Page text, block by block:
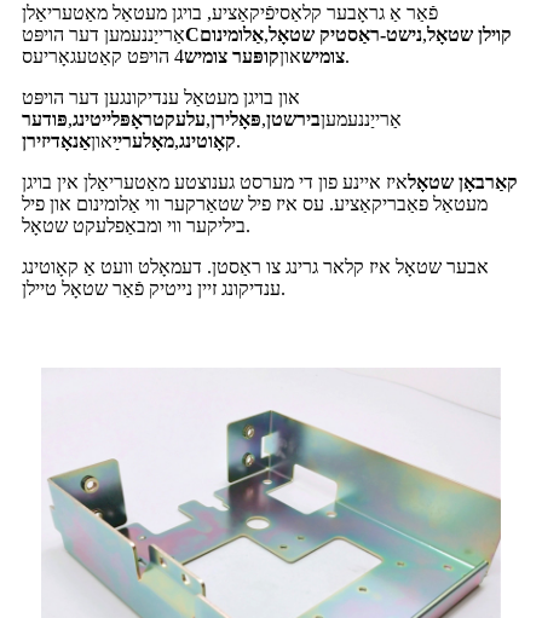
פֿאַר אַ גראָבער קלאַסיפֿיקאַציע, בויגן מעטאַל מאַטעריאַלן
אַרייַננעמען דער הויפּטC קוילן שטאָל,נישט-ראַסטיק שטאָל,אַלומינום
צומישאוןקופּער צומיש
4 הויפּט קאַטעגאָריעס.
און בויגן מעטאַל ענדיקונגען דער הויפּט
אַרייַננעמעןבירשטן,פּאָלירן,עלעקטראָפּלייטינג,פּודער
קאָוטינג,מאָלערײַאוןאַנאָדיזירן
.
קאַרבאָן שטאָלאיז איינע פון ​​די מערסט גענוצטע מאַטעריאַלן אין בויגן
מעטאַל פאַבריקאַציע. עס איז פיל שטאַרקער ווי אַלומינום און פיל
ביליקער ווי ומבאַפלעקט שטאָל.
אבער שטאָל איז קלאר גרינג צו ראַסטן. דעמאָלט וועט אַ קאָוטינג
ענדיקונג זיין נייטיק פֿאַר שטאָל טיילן.